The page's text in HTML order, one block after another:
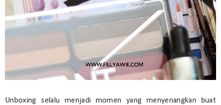
Unboxing selalu menjadi momen yang menyenangkan buat